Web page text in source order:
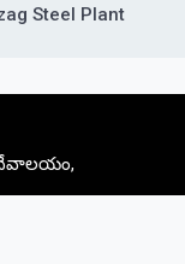
Steel Plant